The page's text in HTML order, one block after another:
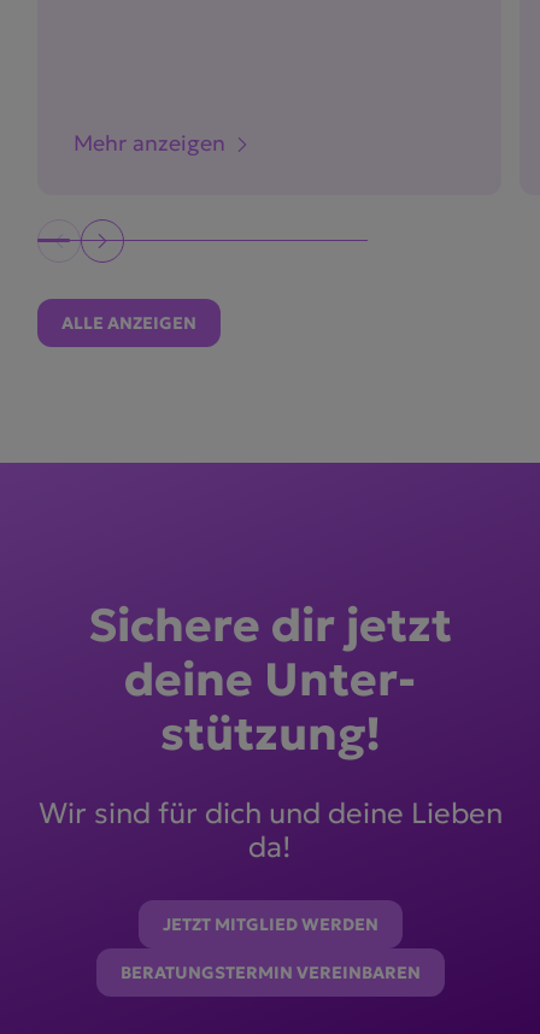
Mehr anzeigen
ALLE ANZEIGEN
Sichere dir jetzt
deine Unter­
stützung!
Wir sind für dich und deine Lieben
da!
JETZT MITGLIED WERDEN
BERATUNGSTERMIN VEREINBAREN